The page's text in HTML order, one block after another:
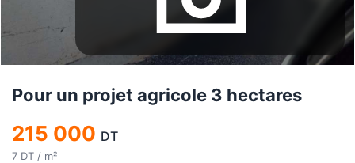
Pour un projet agricole 3 hectares
215 000 DT
7 DT / m²